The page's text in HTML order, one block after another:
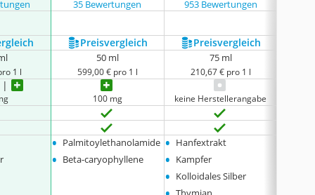
35 Bewertungen 953 Bewertungen
Preis­vergleich Preis­vergleich
1 l
50 ml
599,00 € pro 1 l
75 ml
210,67 € pro 1 l
100 mg keine Herstellerangabe
• Palmitoylethanolamide
• Beta-caryophyllene
• Hanfextrakt
• Kampfer
• Kolloidales Silber